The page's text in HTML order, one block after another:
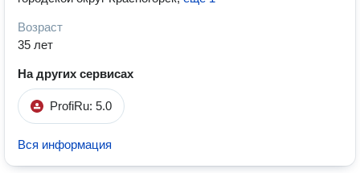
Возраст
35 лет
На других сервисах
ProfiRu: 5.0
Вся информация